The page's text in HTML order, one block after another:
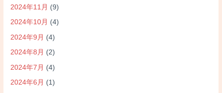
2024年11月 (9)
2024年10月 (4)
2024年9月 (4)
2024年8月 (2)
2024年7月 (4)
2024年6月 (1)